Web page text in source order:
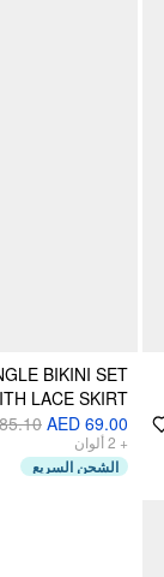
BIKINI SET
LACE SKIRT
AED 69.00
+
2ألوان
الشحن السريع